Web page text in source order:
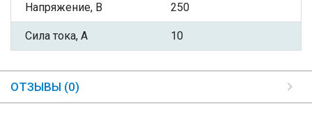
Напряжение, В 250
Сила тока, А 10
ОТЗЫВЫ (0)